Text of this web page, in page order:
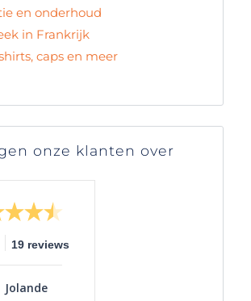
en onderhoud
in Frankrijk
caps en meer
onze klanten over
19 reviews
Jolande